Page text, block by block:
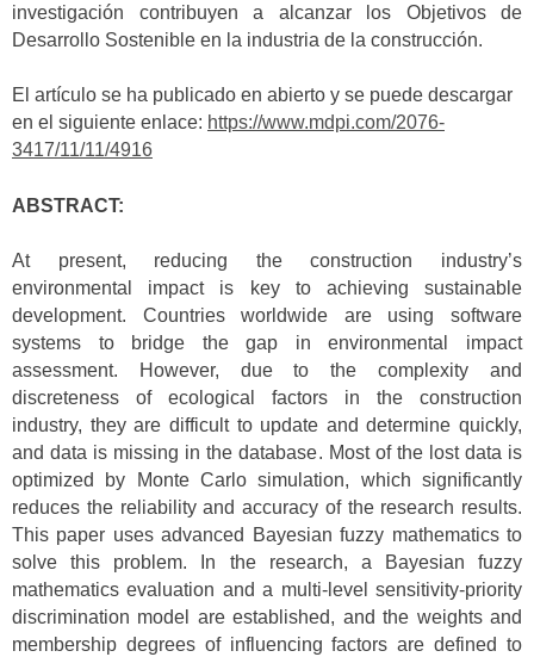
investigación contribuyen a alcanzar los Objetivos de
Desarrollo Sostenible en la industria de la construcción.
El artículo se ha publicado en abierto y se puede descargar
en el siguiente enlace: https://www.mdpi.com/2076-
3417/11/11/4916
ABSTRACT:
At present, reducing the construction industry’s
environmental impact is key to achieving sustainable
development. Countries worldwide are using software
systems to bridge the gap in environmental impact
assessment. However, due to the complexity and
discreteness of ecological factors in the construction
industry, they are difficult to update and determine quickly,
and data is missing in the database. Most of the lost data is
optimized by Monte Carlo simulation, which significantly
reduces the reliability and accuracy of the research results.
This paper uses advanced Bayesian fuzzy mathematics to
solve this problem. In the research, a Bayesian fuzzy
mathematics evaluation and a multi-level sensitivity-priority
discrimination model are established, and the weights and
membership degrees of influencing factors are defined to